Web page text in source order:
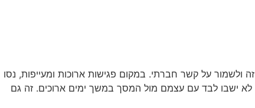
ולשמור על קשר חברתי. במקום פגישות ארוכות ומעייפות, נסו
לא ישבו לבד עם עצמם מול המסך במשך ימים ארוכים. זה גם